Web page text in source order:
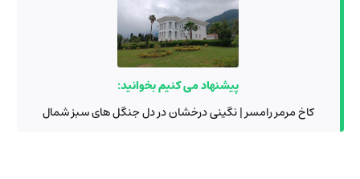
پیشنهاد می کنیم بخوانید:
کاخ مرمر رامسر | نگینی درخشان در دل جنگل‌ های سبز شمال